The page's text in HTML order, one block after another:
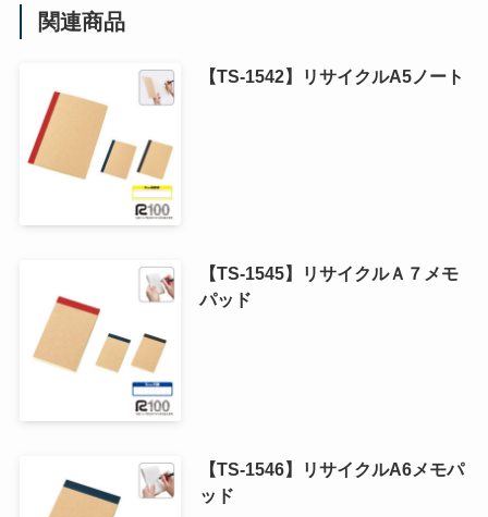
関連商品
【TS-1542】リサイクルA5ノート
【TS-1545】リサイクルＡ７メモ
パッド
【TS-1546】リサイクルA6メモパ
ッド